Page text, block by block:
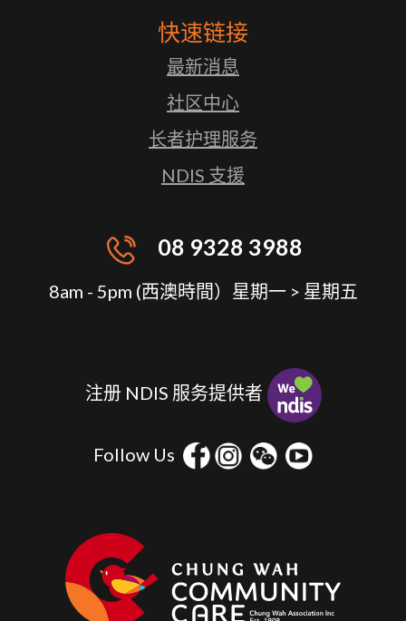
快速链接
最新消息
社区中⼼
⻓者护理服务
NDIS ⽀援
08 9328 3988
8am - 5pm (⻄澳時間）星期⼀ > 星期五
注册 NDIS 服务提供者
Follow Us